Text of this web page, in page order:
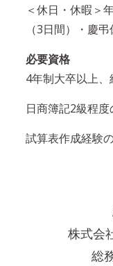
＜休日・休暇＞
（3日間）・慶
必要資格
4年制大卒以上
日商簿記2級程
試算表作成経験
株式会
総